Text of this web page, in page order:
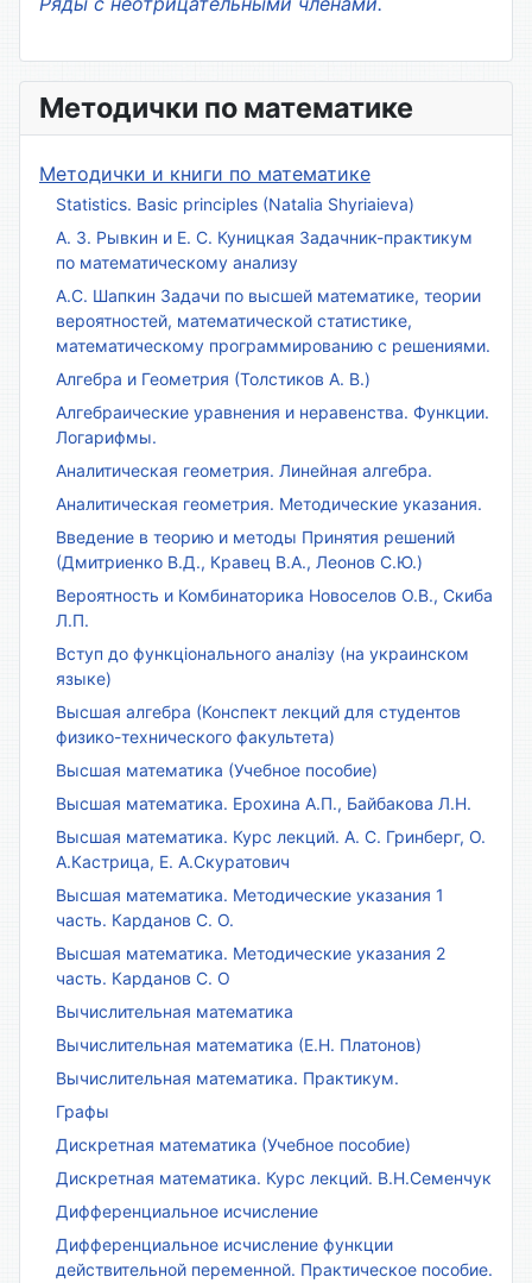
Методички по математике
Методички и книги по математике
Statistics. Basic principles (Natalia Shyriaieva)
А. З. Рывкин и Е. С. Куницкая Задачник-практикум
по математическому анализу
А.С. Шапкин Задачи по высшей математике, теории
вероятностей, математической статистике,
математическому программированию с решениями.
Алгебра и Геометрия (Толстиков А. В.)
Алгебраические уравнения и неравенства. Функции.
Логарифмы.
Аналитическая геометрия. Линейная алгебра.
Аналитическая геометрия. Методические указания.
Введение в теорию и методы Принятия решений
(Дмитриенко В.Д., Кравец В.А., Леонов С.Ю.)
Вероятность и Комбинаторика Новоселов О.В., Скиба
Л.П.
Вступ до функціонального аналізу (на украинском
языке)
Высшая алгебра (Конспект лекций для студентов
физико-технического факультета)
Высшая математика (Учебное пособие)
Высшая математика. Ерохина А.П., Байбакова Л.Н.
Высшая математика. Курс лекций. А. С. Гринберг, О.
А.Кастрица, Е. А.Скуратович
Высшая математика. Методические указания 1
часть. Карданов С. О.
Высшая математика. Методические указания 2
часть. Карданов С. О
Вычислительная математика
Вычислительная математика (Е.Н. Платонов)
Вычислительная математика. Практикум.
Графы
Дискретная математика (Учебное пособие)
Дискретная математика. Курс лекций. В.Н.Семенчук
Дифференциальное исчисление
Дифференциальное исчисление функции
действительной переменной. Практическое пособие.